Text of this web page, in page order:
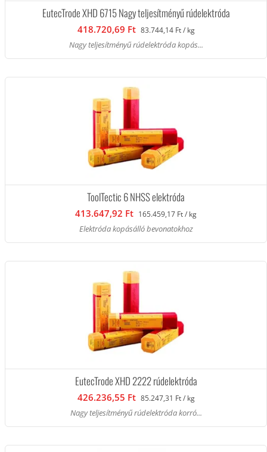
EutecTrode XHD 6715 Nagy teljesítményű rúdelektróda
418.720,69 Ft 83.744,14 Ft / kg
Nagy teljesítményű rúdelektróda kopás...
ToolTectic 6 NHSS elektróda
413.647,92 Ft 165.459,17 Ft / kg
Elektróda kopásálló bevonatokhoz
EutecTrode XHD 2222 rúdelektróda
426.236,55 Ft 85.247,31 Ft / kg
Nagy teljesítményű rúdelektróda korró...